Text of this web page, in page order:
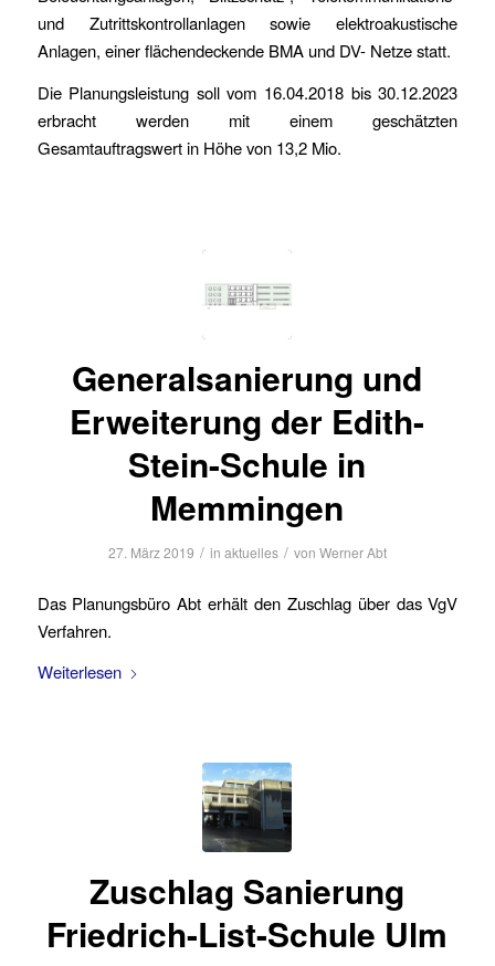
und Zutrittskontrollanlagen sowie elektroakustische
Anlagen, einer flächendeckende BMA und DV- Netze statt.
Die Planungsleistung soll vom 16.04.2018 bis 30.12.2023
erbracht werden mit einem geschätzten
Gesamtauftragswert in Höhe von 13,2 Mio.
Generalsanierung und
Erweiterung der Edith-
Stein-Schule in
Memmingen
27. März 2019 / in aktuelles / von Werner Abt
Das Planungsbüro Abt erhält den Zuschlag über das VgV
Verfahren.
Weiterlesen
Zuschlag Sanierung
Friedrich-List-Schule Ulm